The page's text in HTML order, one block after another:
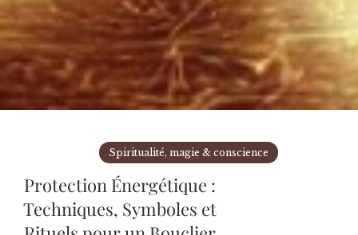
Spiritualité, magie & conscience